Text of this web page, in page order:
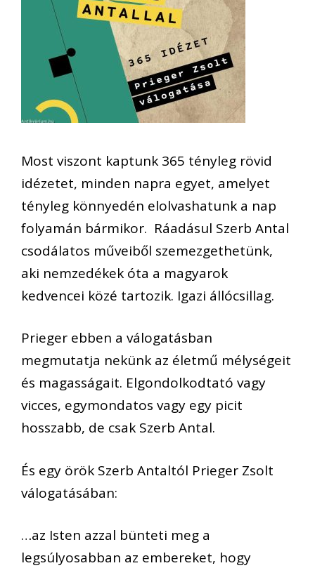
Most viszont kaptunk 365 tényleg rövid
idézetet, minden napra egyet, amelyet
tényleg könnyedén elolvashatunk a nap
folyamán bármikor. Ráadásul Szerb Antal
csodálatos műveiből szemezgethetünk,
aki nemzedékek óta a magyarok
kedvencei közé tartozik. Igazi állócsillag.
Prieger ebben a válogatásban
megmutatja nekünk az életmű mélységeit
és magasságait. Elgondolkodtató vagy
vicces, egymondatos vagy egy picit
hosszabb, de csak Szerb Antal.
És egy örök Szerb Antaltól Prieger Zsolt
válogatásában:
…az Isten azzal bünteti meg a
legsúlyosabban az embereket, hogy